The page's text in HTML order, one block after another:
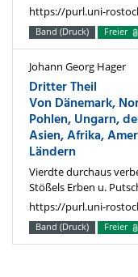
https://purl.uni-
Band (Druck) Freier
Johann Georg Hager
Dritter Theil
Von Dänemark,
Pohlen, Ungarn,
Asien, Afrika,
Ländern
Vierdte durchaus
Stößels Erben u.
https://purl.uni-
Band (Druck) Freier